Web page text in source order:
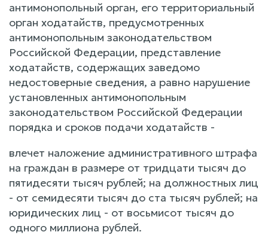
антимонопольный орган, его территориальный
орган ходатайств, предусмотренных
антимонопольным законодательством
Российской Федерации, представление
ходатайств, содержащих заведомо
недостоверные сведения, а равно нарушение
установленных антимонопольным
законодательством Российской Федерации
порядка и сроков подачи ходатайств -
влечет наложение административного штрафа
на граждан в размере от тридцати тысяч до
пятидесяти тысяч рублей; на должностных лиц
- от семидесяти тысяч до ста тысяч рублей; на
юридических лиц - от восьмисот тысяч до
одного миллиона рублей.